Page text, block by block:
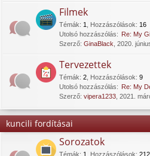
Filmek
Témák: 1 Hozzászólások: 16
Utolsó hozzászólás: Re: My
Szerző: GinaBlack , 2020.
Tervezettek
Témák: 2 Hozzászólások: 9
Utolsó hozzászólás: Re: My
Szerző: vipera1233 , 2021.
kuncili fordításai
Sorozatok
Témák: 1 Hozzászólások: 212